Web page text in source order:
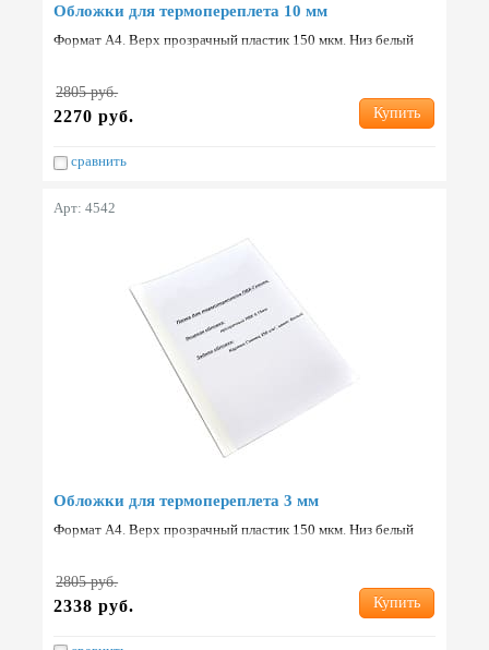
Обложки для термопереплета 10 мм
Формат А4. Верх прозрачный пластик 150 мкм. Низ белый
2805 руб.
2270 руб. Купить
сравнить
Арт: 4542
Обложки для термопереплета 3 мм
Формат А4. Верх прозрачный пластик 150 мкм. Низ белый
2805 руб.
2338 руб. Купить